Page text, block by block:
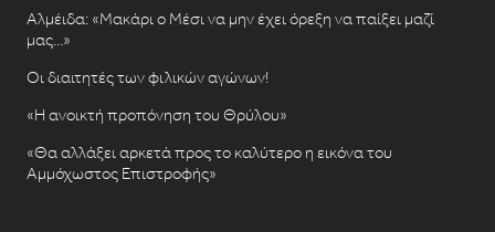
Αλμέιδα: «Μακάρι ο Μέσι να μην έχει όρεξη να παίξει μαζί
μας…»
Οι διαιτητές των φιλικών αγώνων!
«Η ανοικτή προπόνηση του Θρύλου»
«Θα αλλάξει αρκετά προς το καλύτερο η εικόνα του
Αμμόχωστος Επιστροφής»